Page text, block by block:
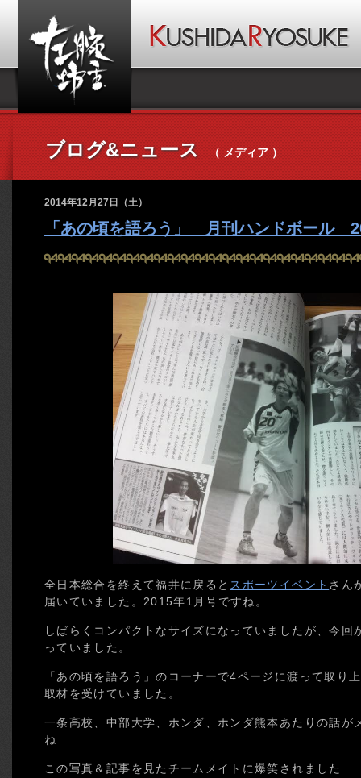
ブログ&ニュース （ メディア ）
2014年12月27日（土）
「あの頃を語ろう」 月刊ハンドボール
全日本総合を終えて福井に戻ると スポーツイベント さん
届いていました。2015年1月号ですね。
しばらくコンパクトなサイズになっていましたが、今回
っていました。
「あの頃を語ろう」のコーナーで4ページに渡って取り
取材を受けていました。
一条高校、中部大学、ホンダ、ホンダ熊本あたりの話が
ね…
この写真＆記事を見たチームメイトに爆笑されました…